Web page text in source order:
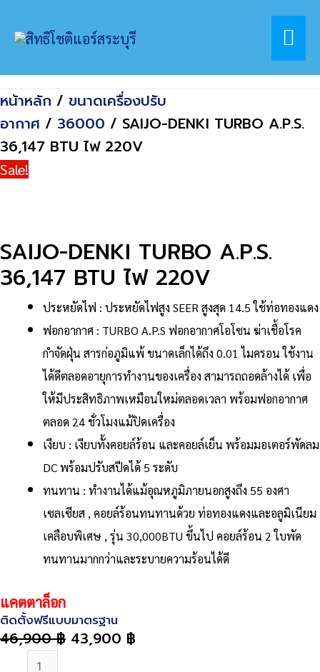
Home
สินค้า
SAIJO-DENKI TURBO A.P.S. 36,147 BTU ไฟ
หน้าหลัก / ขนาดเครื่องปรับ
อากาศ / 36000 / SAIJO-DENKI TURBO A.P.S.
36,147 BTU ไฟ 220V
Sale!
SAIJO-DENKI TURBO A.P.S.
36,147 BTU ไฟ 220V
ประหยัดไฟ : ประหยัดไฟสูง SEER สูงสุด 14.5 ใช้ท่อทองแดง
ฟอกอากาศ : TURBO A.P.S ฟอกอากาศโอโซน ฆ่าเชื้อโรค
กำจัดฝุ่น สารก่อภูมิแพ้ ขนาดเล็กได้ถึง 0.01 ไมครอน ใช้งาน
ได้ดีตลอดอายุการทำงานของเครื่อง สามารถถอดล้างได้ เพื่อ
ให้มีประสิทธิภาพเหมือนใหม่ตลอดเวลา พร้อมฟอกอากาศ
ตลอด 24 ชั่วโมงแม้ปิดเครื่อง
เงียบ : เงียบทั้งคอยล์ร้อน และคอยล์เย็น พร้อมมอเตอร์พัดลม
DC พร้อมปรับสปีดได้ 5 ระดับ
ทนทาน : ทำงานได้แม้อุณหภูมิภายนอกสูงถึง 55 องศา
เซลเซียส , คอยล์ร้อนทนทานด้วย ท่อทองแดงและอลูมิเนียม
เคลือบพิเศษ , รุ่น 30,000BTU ขึ้นไป คอยล์ร้อน 2 ใบพัด
ทนทานมากกว่าและระบายความร้อนได้ดี
แคตตาล็อก
ติดตั้งฟรีแบบมาตรฐาน
46,900฿ 43,900 ฿
จำนวน